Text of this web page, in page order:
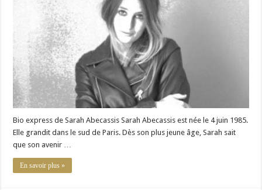
Barone
Bio express de Sarah Abecassis Sarah Abecassis est née le 4 juin 1985.
Elle grandit dans le sud de Paris. Dès son plus jeune âge, Sarah sait
que son avenir …
En savoir plus »